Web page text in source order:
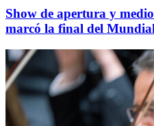
Show de apertura y
marcó la final del